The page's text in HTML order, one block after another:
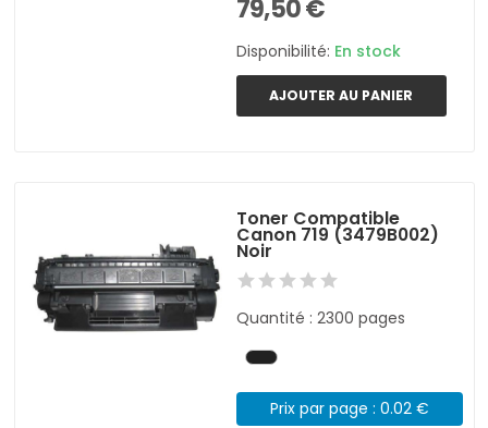
79,50 €
Disponibilité: En stock
AJOUTER AU PANIER
Toner Compatible
Canon 719 (3479B002)
Noir
Quantité : 2300 pages
Prix par page : 0.02 €